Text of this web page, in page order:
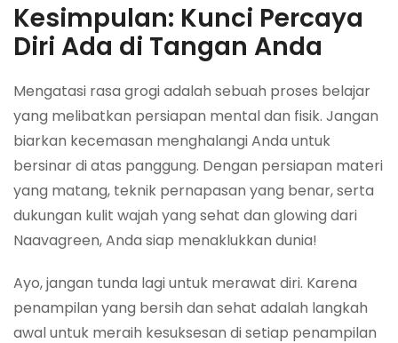
Kesimpulan: Kunci Percaya
Diri Ada di Tangan Anda
Mengatasi rasa grogi adalah sebuah proses belajar
yang melibatkan persiapan mental dan fisik. Jangan
biarkan kecemasan menghalangi Anda untuk
bersinar di atas panggung. Dengan persiapan materi
yang matang, teknik pernapasan yang benar, serta
dukungan kulit wajah yang sehat dan glowing dari
Naavagreen, Anda siap menaklukkan dunia!
Ayo, jangan tunda lagi untuk merawat diri. Karena
penampilan yang bersih dan sehat adalah langkah
awal untuk meraih kesuksesan di setiap penampilan